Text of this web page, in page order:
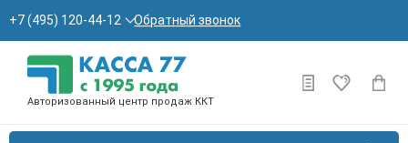
+7 (495) 120-44-12 Обратный звонок
Авторизованный центр продаж ККТ